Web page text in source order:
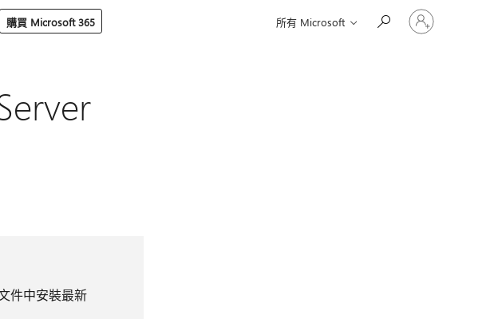
購買 Microsoft 365 所有 Microsoft
登
入
件中安裝最新